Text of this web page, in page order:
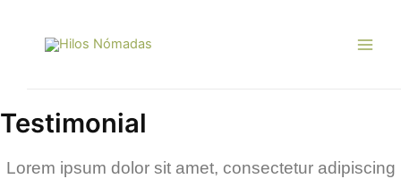
contenido
Testimonial
Lorem ipsum dolor sit amet, consectetur adipiscing